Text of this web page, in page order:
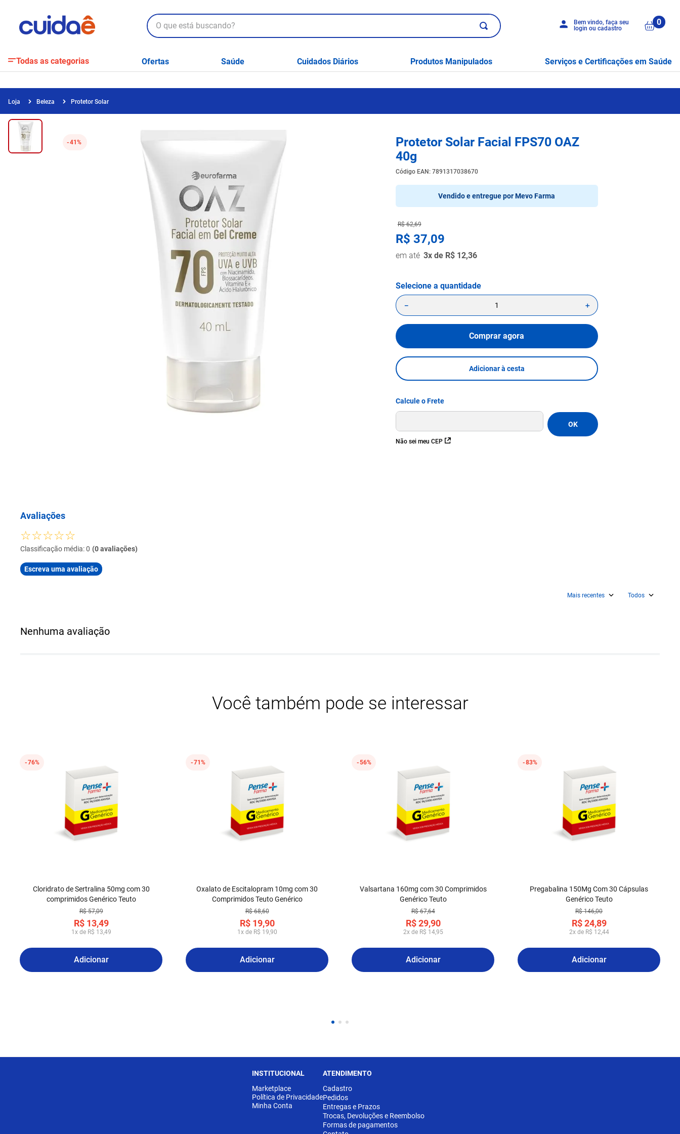
O que está buscando?
Bem vindo, faça seu
login ou cadastro
0
Todas as categorias Ofertas Saúde Cuidados Diários Produtos Manipulados Serviços e Certificações em Saúde
Beleza Protetor Solar
41%
Protetor Solar Facial FPS70 OAZ
40g
Código EAN : 7891317038670
Vendido e entregue por Mevo Farma
3x de R$ 12,36
R$ 37,09
R$ 62,69
＋
－
Comprar agora
Adicionar à cesta
Não sei meu CEP
Avaliações
☆☆☆☆☆
Classificação média: 0 (0 avaliações)
Escreva uma avaliação
Título
Mais recentes Todos
Nenhuma avaliação
Você também pode se interessar
76%
Cloridrato de Sertralina 50mg com 30
comprimidos Genérico Teuto
R$ 57,09
R$ 13,49
1 x de R$ 13,49
Adicionar
71%
Oxalato de Escitalopram 10mg com 30
Comprimidos Teuto Genérico
R$ 68,60
R$ 19,90
1 x de R$ 19,90
Adicionar
56%
Valsartana 160mg com 30 Comprimidos
Genérico Teuto
R$ 67,64
R$ 29,90
2x de R$ 14,95
Adicionar
83%
Pregabalina 150Mg Com 30 Cápsulas
Genérico Teuto
R$ 146,00
R$ 24,89
2x de R$ 12,44
Adicionar
INSTITUCIONAL
Marketplace
Política de Privacidade
Minha Conta
ATENDIMENTO
Cadastro
Pedidos
Entregas e Prazos
Trocas, Devoluções e Reembolso
Formas de pagamentos